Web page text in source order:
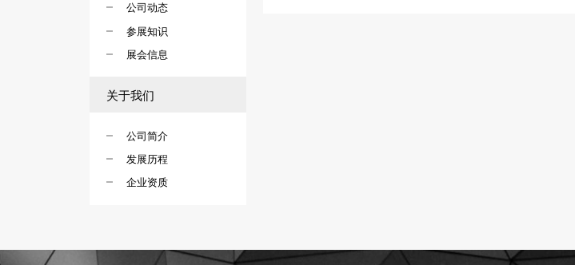
公司动态
参展知识
展会信息
关于我们
公司简介
发展历程
企业资质